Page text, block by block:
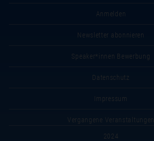
Anmelden
Newsletter abonnieren
Speaker*innen Bewerbung
Datenschutz
Impressum
Vergangene Veranstaltungen
2024